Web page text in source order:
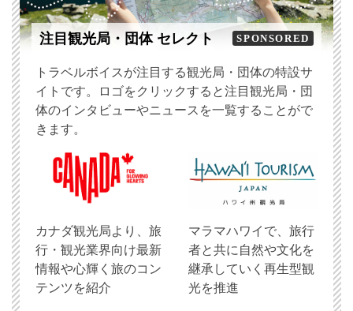
注目観光局・団体 セレクト SPONSORED
トラベルボイスが注目する観光局・団体の特設サ
イトです。ロゴをクリックすると注目観光局・団
体のインタビューやニュースを一覧することがで
きます。
​カナダ観光局より、旅
行・観光業界向け最新
情報や心輝く旅のコン
テンツを紹介
マラマハワイで、旅行
者と共に自然や文化を
継承していく再生型観
光を推進